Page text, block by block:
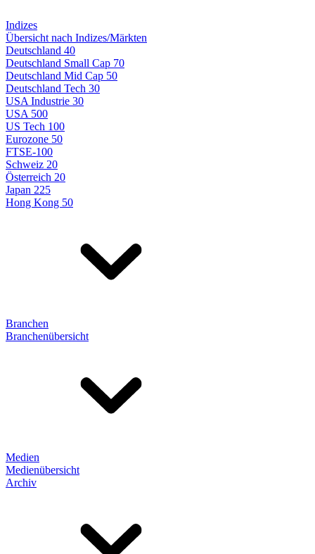
Indizes
Übersicht nach Indizes/Märkten
Deutschland 40
Deutschland Small Cap 70
Deutschland Mid Cap 50
Deutschland Tech 30
USA Industrie 30
USA 500
US Tech 100
Eurozone 50
FTSE-100
Schweiz 20
Österreich 20
Japan 225
Hong Kong 50
Branchen
Branchenübersicht
Medien
Medienübersicht
Archiv